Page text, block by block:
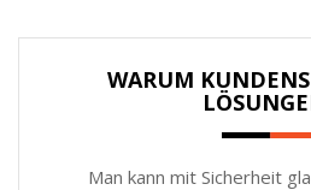
WARUM
Man kann mit Sicherheit